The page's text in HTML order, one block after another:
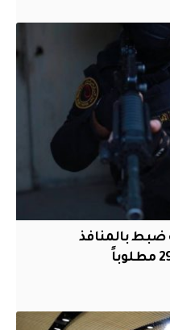
تنفيذ 31 حالة ضبط بالمنافذ